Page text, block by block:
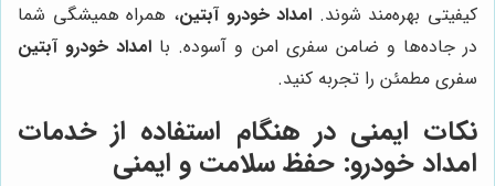
کیفیتی بهره‌مند شوند. امداد خودرو آبتین، همراه همیشگی شما
در جاده‌ها و ضامن سفری امن و آسوده. با امداد خودرو آبتین
سفری مطمئن را تجربه کنید.
نکات ایمنی در هنگام استفاده از خدمات
امداد خودرو: حفظ سلامت و ایمنی